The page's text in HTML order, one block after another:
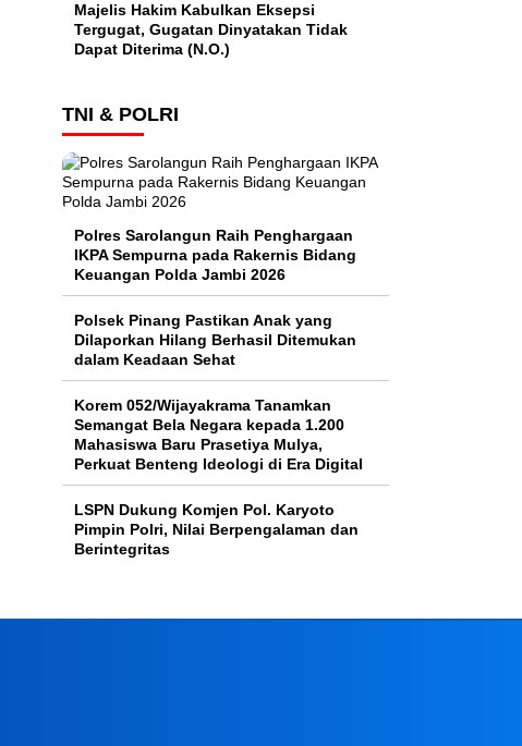
Majelis Hakim Kabulkan Eksepsi
Tergugat, Gugatan Dinyatakan Tidak
Dapat Diterima (N.O.)
TNI & POLRI
Polres Sarolangun Raih Penghargaan
IKPA Sempurna pada Rakernis Bidang
Keuangan Polda Jambi 2026
Polsek Pinang Pastikan Anak yang
Dilaporkan Hilang Berhasil Ditemukan
dalam Keadaan Sehat
Korem 052/Wijayakrama Tanamkan
Semangat Bela Negara kepada 1.200
Mahasiswa Baru Prasetiya Mulya,
Perkuat Benteng Ideologi di Era Digital
LSPN Dukung Komjen Pol. Karyoto
Pimpin Polri, Nilai Berpengalaman dan
Berintegritas